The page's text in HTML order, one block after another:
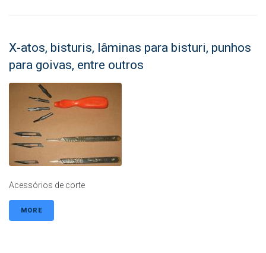
X-atos, bisturis, lâminas para bisturi, punhos
para goivas, entre outros
Acessórios de corte
MORE